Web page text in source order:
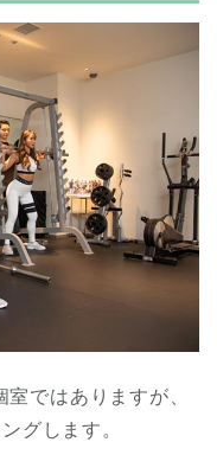
室ではありますが、
グします。